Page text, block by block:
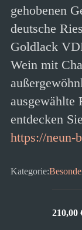
gehobenen
deutsche
Goldlack
Wein mit
ausgewählte
entdecken
https://neun-
Kategorie:
210,00